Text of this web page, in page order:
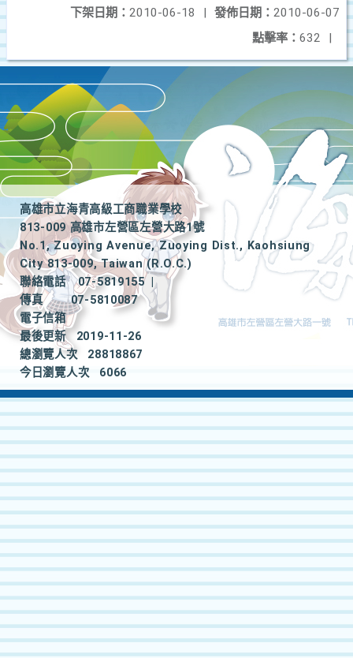
發佈日期： 2010-06-07
下架日期： 2010-06-18
|
點擊率： 632 |
高雄市立海青高級工商職業學校
813-009 高雄市左營區左營大路1號
No.1, Zuoying Avenue, Zuoying Dist., Kaohsiung
City 813-009, Taiwan (R.O.C.)
聯絡電話
07-5819155
|
傳真
07-5810087
電子信箱
最後更新
2019-11-26
總瀏覽人次
28818867
今日瀏覽人次
6066